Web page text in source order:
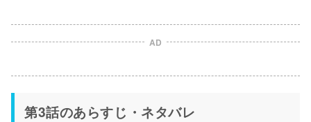
AD
第3話のあらすじ・ネタバレ